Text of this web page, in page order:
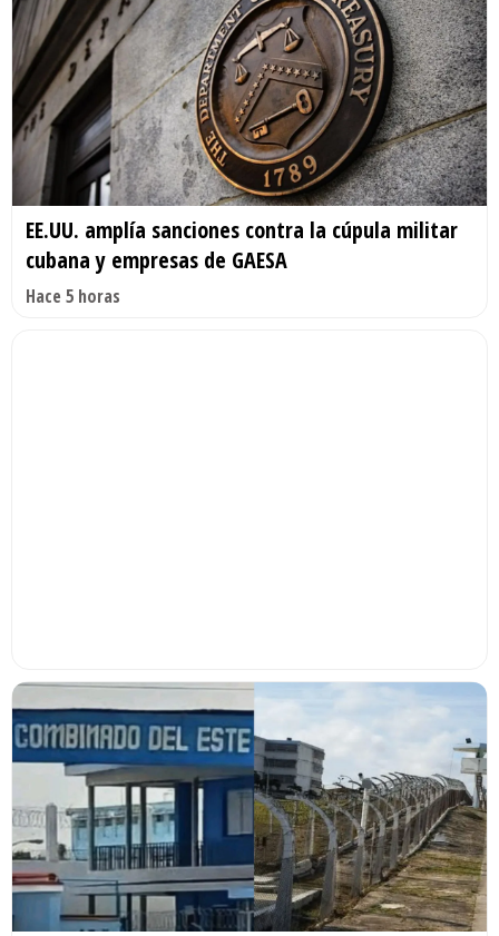
EE.UU. amplía sanciones contra la cúpula militar
cubana y empresas de GAESA
Hace 5 horas